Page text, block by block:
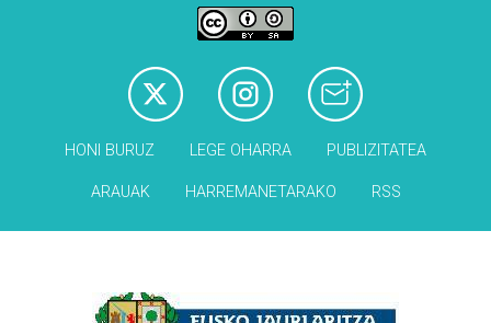
HONI BURUZ LEGE OHARRA PUBLIZITATEA
ARAUAK HARREMANETARAKO RSS